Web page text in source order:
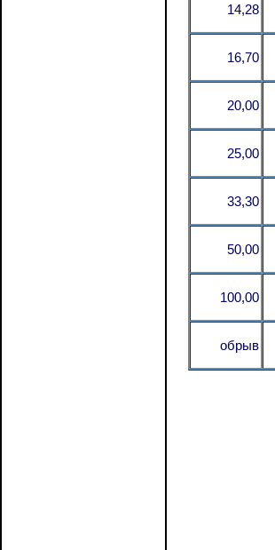
14,28
16,70
20,00
25,00
33,30
50,00
100,00
обрыв